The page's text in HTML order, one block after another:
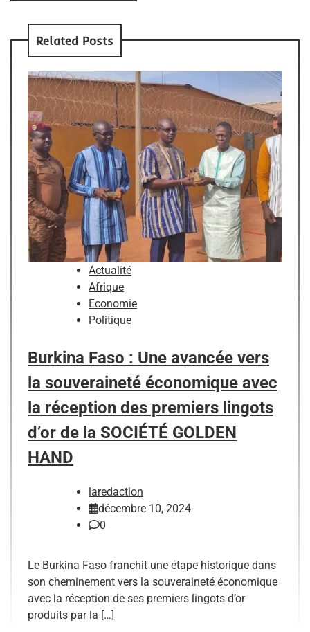
Related Posts
Actualité
Afrique
Economie
Politique
Burkina Faso : Une avancée vers
la souveraineté économique avec
la réception des premiers lingots
d’or de la SOCIÉTÉ GOLDEN
HAND
laredaction
décembre 10, 2024
0
Le Burkina Faso franchit une étape historique dans
son cheminement vers la souveraineté économique
avec la réception de ses premiers lingots d’or
produits par la […]